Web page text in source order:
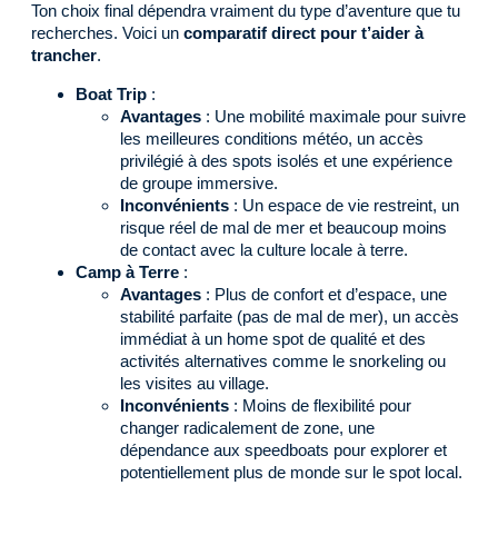
Ton choix final dépendra vraiment du type d’aventure que tu
recherches. Voici un comparatif direct pour t’aider à
trancher.
Boat Trip :
Avantages : Une mobilité maximale pour suivre
les meilleures conditions météo, un accès
privilégié à des spots isolés et une expérience
de groupe immersive.
Inconvénients : Un espace de vie restreint, un
risque réel de mal de mer et beaucoup moins
de contact avec la culture locale à terre.
Camp à Terre :
Avantages : Plus de confort et d’espace, une
stabilité parfaite (pas de mal de mer), un accès
immédiat à un home spot de qualité et des
activités alternatives comme le snorkeling ou
les visites au village.
Inconvénients : Moins de flexibilité pour
changer radicalement de zone, une
dépendance aux speedboats pour explorer et
potentiellement plus de monde sur le spot local.